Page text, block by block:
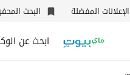
الإعلانات المفضلة البحث
ابحث عن